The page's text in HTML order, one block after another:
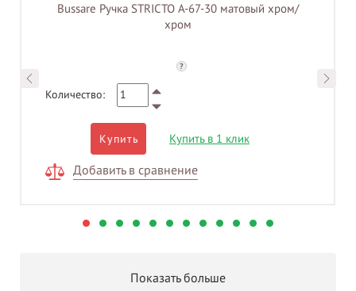
Bussare Ручка STRICTO A-67-30 матовый хром/
хром
?
Количество:
Купить Купить в 1 клик
Добавить в сравнение
Показать больше